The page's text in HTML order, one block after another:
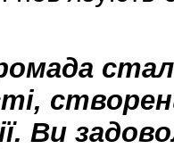
Ви